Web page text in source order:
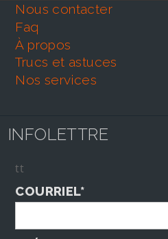
nous contacter
faq
À propos
trucs et astuces
nos services
INFOLETTRE
tt
COURRIEL*